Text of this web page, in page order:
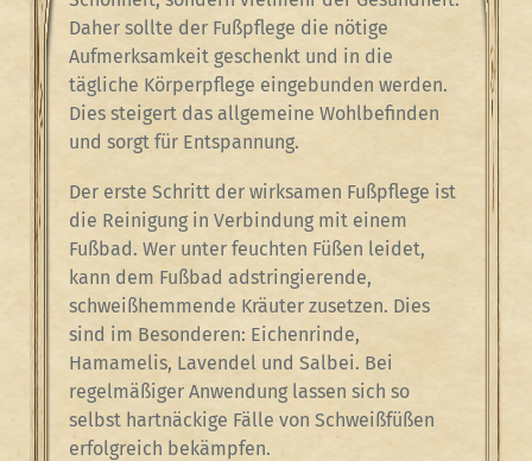
Daher sollte der Fußpflege die nötige
Aufmerksamkeit geschenkt und in die
tägliche Körperpflege eingebunden werden.
Dies steigert das allgemeine Wohlbefinden
und sorgt für Entspannung.
Der erste Schritt der wirksamen Fußpflege ist
die Reinigung in Verbindung mit einem
Fußbad. Wer unter feuchten Füßen leidet,
kann dem Fußbad adstringierende,
schweißhemmende Kräuter zusetzen. Dies
sind im Besonderen: Eichenrinde,
Hamamelis, Lavendel und Salbei. Bei
regelmäßiger Anwendung lassen sich so
selbst hartnäckige Fälle von Schweißfüßen
erfolgreich bekämpfen.